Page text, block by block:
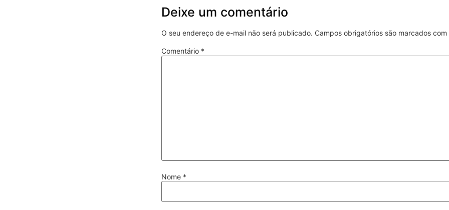
Deixe um comentário
O seu endereço de e-mail não será publicado. Campos obrigatórios são marcados com
Comentário *
Nome *